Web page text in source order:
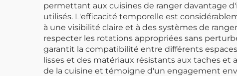
permettant aux cuisines de ranger davantage
utilisés. L'efficacité temporelle est
à une visibilité claire et à des systèmes de
respecter les rotations appropriées sans
garantit la compatibilité entre différents
lisses et des matériaux résistants aux taches et
de la cuisine et témoigne d'un engagement